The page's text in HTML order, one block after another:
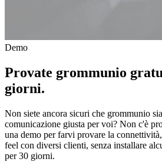
Demo
Provate grommunio
giorni.
Non siete ancora sicuri che grommunio
comunicazione giusta per voi? Non c'è
una demo per farvi provare la
feel con diversi clienti, senza installare
per 30 giorni.